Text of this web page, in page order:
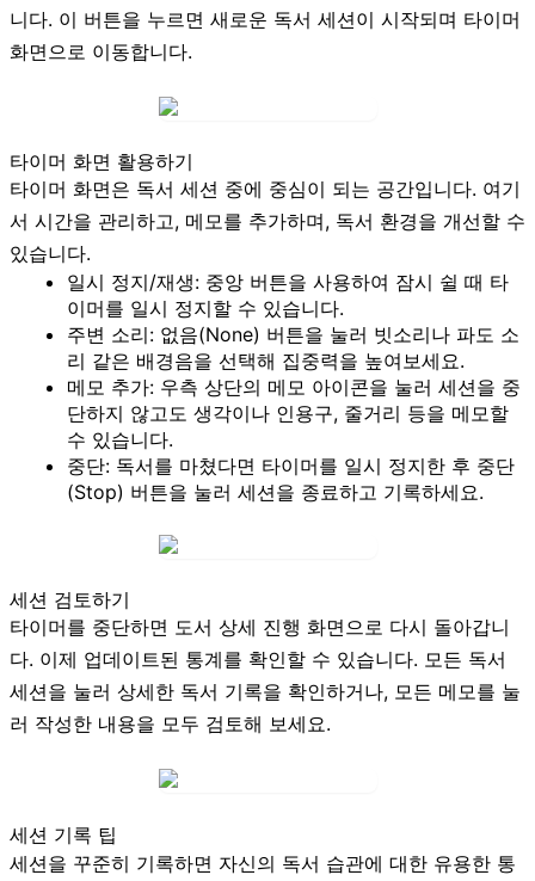
니다. 이 버튼을 누르면 새로운 독서 세션이 시작되며 타이머
화면으로 이동합니다.
타이머 화면 활용하기
타이머 화면은 독서 세션 중에 중심이 되는 공간입니다. 여기
서 시간을 관리하고, 메모를 추가하며, 독서 환경을 개선할 수
있습니다.
일시 정지/재생: 중앙 버튼을 사용하여 잠시 쉴 때 타
이머를 일시 정지할 수 있습니다.
주변 소리: 없음(None) 버튼을 눌러 빗소리나 파도 소
리 같은 배경음을 선택해 집중력을 높여보세요.
메모 추가: 우측 상단의 메모 아이콘을 눌러 세션을 중
단하지 않고도 생각이나 인용구, 줄거리 등을 메모할
수 있습니다.
중단: 독서를 마쳤다면 타이머를 일시 정지한 후 중단
(Stop) 버튼을 눌러 세션을 종료하고 기록하세요.
세션 검토하기
타이머를 중단하면 도서 상세 진행 화면으로 다시 돌아갑니
다. 이제 업데이트된 통계를 확인할 수 있습니다. 모든 독서
세션을 눌러 상세한 독서 기록을 확인하거나, 모든 메모 를 눌
러 작성한 내용을 모두 검토해 보세요.
세션 기록 팁
세션을 꾸준히 기록하면 자신의 독서 습관에 대한 유용한 통